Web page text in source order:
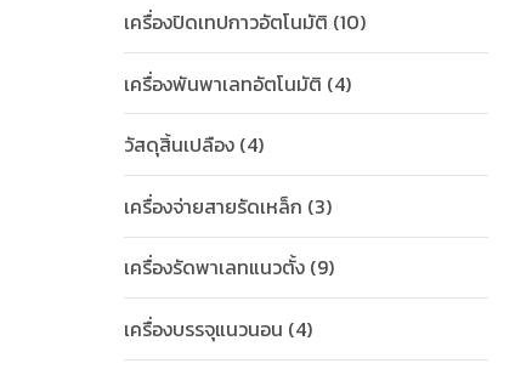
เครื่องปิดเทปกาวอัตโนมัติ (10)
เครื่องพันพาเลทอัตโนมัติ (4)
วัสดุสิ้นเปลือง (4)
เครื่องจ่ายสายรัดเหล็ก (3)
เครื่องรัดพาเลทแนวตั้ง (9)
เครื่องบรรจุแนวนอน (4)